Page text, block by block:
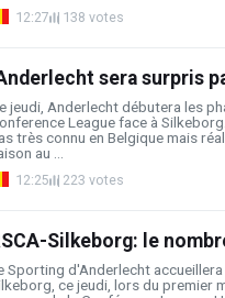
12:27 138 votes
sera surpris
jeudi, Anderlecht débutera les
League face à
très connu en Belgique mais
au ...
12:25 223 votes
Silkeborg: le
Sporting d'Anderlecht
ce jeudi, lors du premier